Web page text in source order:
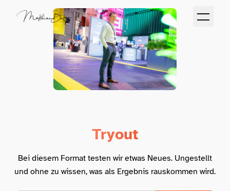
Tryout
Bei diesem Format testen wir etwas Neues. Ungestellt
und ohne zu wissen, was als Ergebnis rauskommen wird.